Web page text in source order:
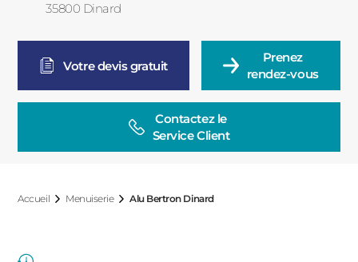
35800 Dinard
Votre devis gratuit
Prenez
rendez-vous
Contactez le
Service Client
Accueil Menuiserie Alu Bertron Dinard
ALUMINIUM